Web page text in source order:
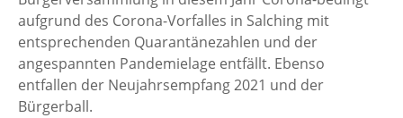
aufgrund des Corona-Vorfalles in Salching mit
entsprechenden Quarantänezahlen und der
angespannten Pandemielage entfällt. Ebenso
entfallen der Neujahrsempfang 2021 und der
Bürgerball.